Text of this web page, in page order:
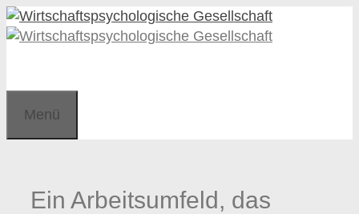
Zum
Inhalt
Zum
Inhalt
Menü
Ein Arbeitsumfeld, das